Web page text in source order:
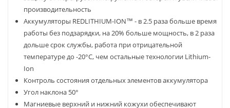
производительность
Аккумуляторы REDLITHIUM-ION™ - в 2.5 раза больше время
работы без подзарядки, на 20% больше мощность, в 2 раза
дольше срок службы, работа при отрицательной
температуре до -20°С, чем остальные технологии Lithium-
Ion
Контроль состояния отдельных элементов аккумулятора
Угол наклона 50°
Магниевые верхний и нижний кожухи обеспечивают